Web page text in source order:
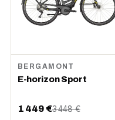
BERGAMONT
E-horizon Sport
1 449 €3 448 €